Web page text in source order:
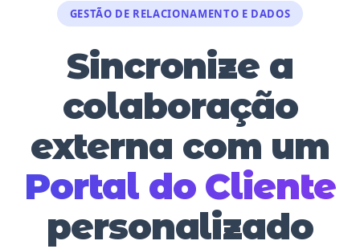
GESTÃO DE RELACIONAMENTO E DADOS
Sincronize a
colaboração
externa com um
Portal do Cliente
personalizado